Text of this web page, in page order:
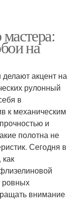
на
акцент на
рулонный
в
к механическим
и
полотна не
Сегодня в
ровных
внимание